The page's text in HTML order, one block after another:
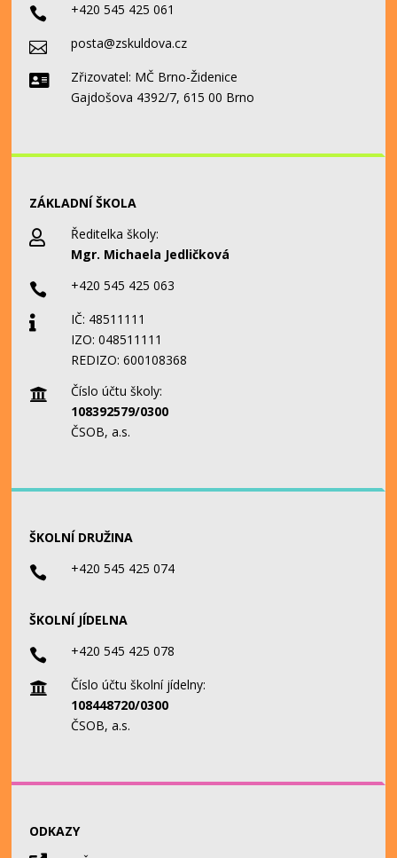
 +420 545 425 061
 posta@zskuldova.cz

Zřizovatel: MČ Brno-Židenice
Gajdošova 4392/7, 615 00 Brno
ZÁKLADNÍ ŠKOLA

Ředitelka školy:
Mgr. Michaela Jedličková
 +420 545 425 063

IČ: 48511111
IZO: 048511111
REDIZO: 600108368

Číslo účtu školy:
108392579/0300
ČSOB, a.s.
ŠKOLNÍ DRUŽINA
 +420 545 425 074
ŠKOLNÍ JÍDELNA
 +420 545 425 078

Číslo účtu školní jídelny:
108448720/0300
ČSOB, a.s.
ODKAZY